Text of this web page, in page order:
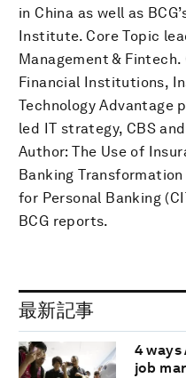
in China as well as
Institute. Core Topic
Management &
Financial Institutions,
Technology Advantage
led IT strategy, CBS
Author: The Use of
Banking
for Personal Banking
BCG reports.
最新記事
4
job